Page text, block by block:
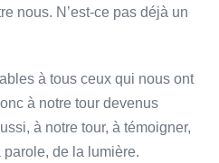
nous. N’est-ce pas déjà un
à tous ceux qui nous ont
à notre tour devenus
à notre tour, à témoigner,
de la lumière.